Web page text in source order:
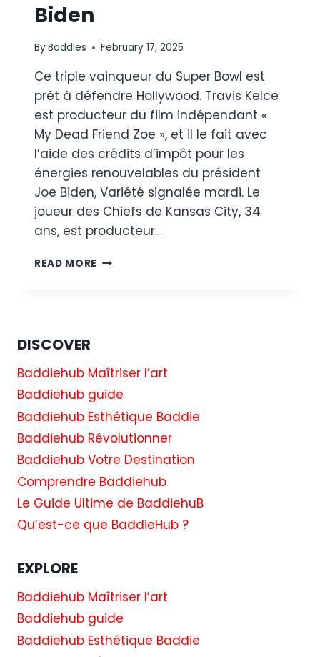
Biden
ByBaddies February 17, 2025
Ce triple vainqueur du Super Bowl est
prêt à défendre Hollywood. Travis Kelce
est producteur du film indépendant «
My Dead Friend Zoe », et il le fait avec
l’aide des crédits d’impôt pour les
énergies renouvelables du président
Joe Biden, Variété signalée mardi. Le
joueur des Chiefs de Kansas City, 34
ans, est producteur…
READ MORE TRAVIS
QUE
PRODUCTEUR
DE
FILMS
GRÂCE
AUX
CRÉDITS
POUR
L’ÉNERGIE
DU
DISCOVER
Baddiehub Maîtriser l’art
Baddiehub guide
Baddiehub Esthétique Baddie
Baddiehub Révolutionner
Baddiehub Votre Destination
Comprendre Baddiehub
Le Guide Ultime de BaddiehuB
Qu’est-ce que BaddieHub ?
EXPLORE
Baddiehub Maîtriser l’art
Baddiehub guide
Baddiehub Esthétique Baddie